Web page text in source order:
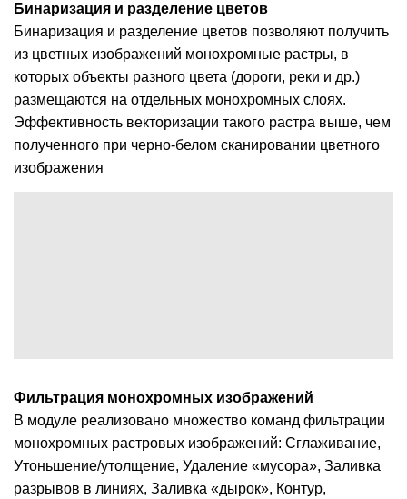
Бинаризация и разделение цветов
Бинаризация и разделение цветов позволяют получить
из цветных изображений монохромные растры, в
которых объекты разного цвета (дороги, реки и др.)
размещаются на отдельных монохромных слоях.
Эффективность векторизации такого растра выше, чем
полученного при черно-белом сканировании цветного
изображения
Фильтрация монохромных изображений
В модуле реализовано множество команд фильтрации
монохромных растровых изображений: Сглаживание,
Утоньшение/утолщение, Удаление «мусора», Заливка
разрывов в линиях, Заливка «дырок», Контур,